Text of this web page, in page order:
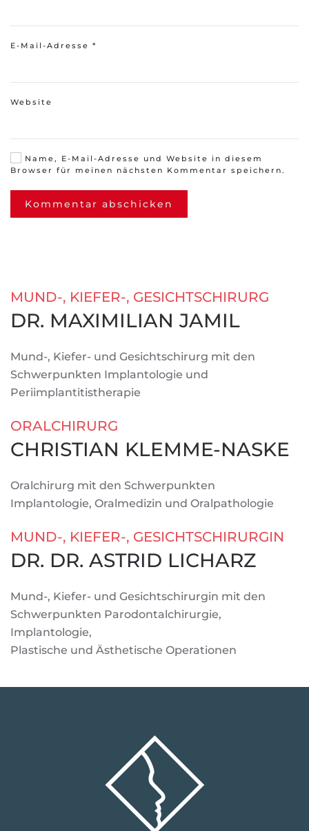
E-Mail-Adresse *
Website
Name, E-Mail-Adresse und Website in diesem
Browser für meinen nächsten Kommentar speichern.
Kommentar abschicken
MUND-, KIEFER-, GESICHTSCHIRURG
DR. MAXIMILIAN JAMIL
Mund-, Kiefer- und Gesichtschirurg mit den
Schwerpunkten Implantologie und
Periimplantitistherapie
ORALCHIRURG
CHRISTIAN KLEMME-NASKE
Oralchirurg mit den Schwerpunkten
Implantologie, Oralmedizin und Oralpathologie
MUND-, KIEFER-, GESICHTSCHIRURGIN
DR. DR. ASTRID LICHARZ
Mund-, Kiefer- und Gesichtschirurgin mit den
Schwerpunkten Parodontalchirurgie,
Implantologie,
Plastische und Ästhetische Operationen